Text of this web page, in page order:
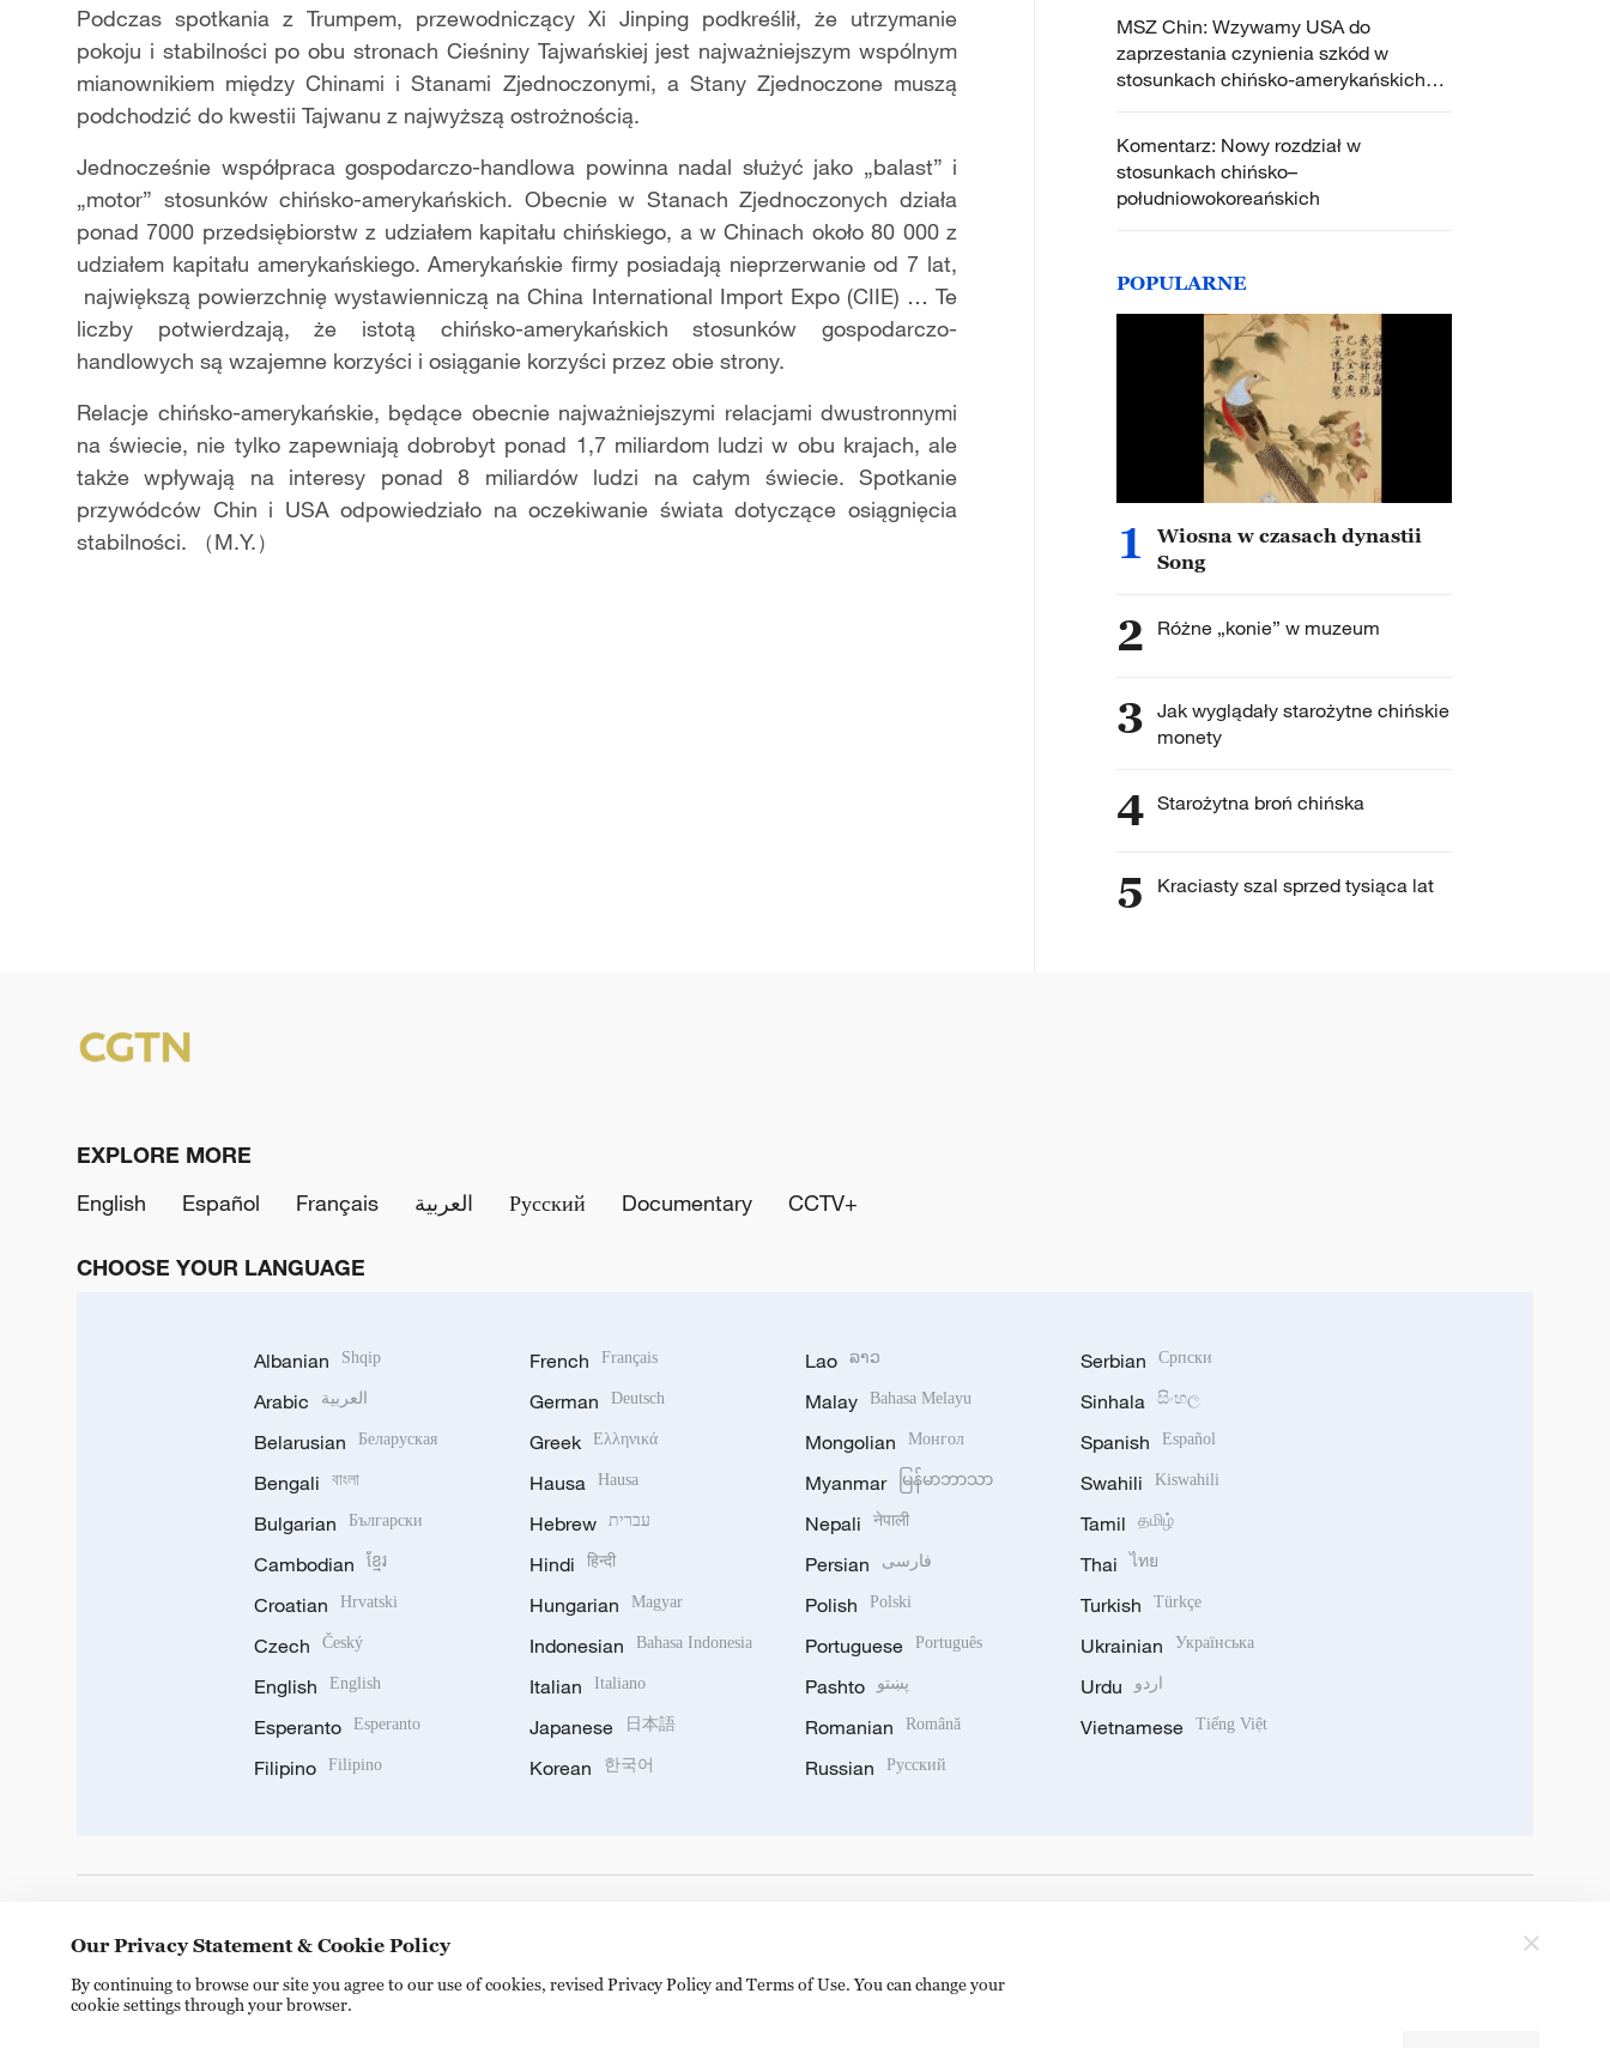
Podczas spotkania z Trumpem, przewodniczący Xi Jinping podkreślił, że utrzymanie
pokoju i stabilności po obu stronach Cieśniny Tajwańskiej jest najważniejszym wspólnym
mianownikiem między Chinami i Stanami Zjednoczonymi, a Stany Zjednoczone muszą
podchodzić do kwestii Tajwanu z najwyższą ostrożnością.
Jednocześnie współpraca gospodarczo-handlowa powinna nadal służyć jako „balast” i
„motor” stosunków chińsko-amerykańskich. Obecnie w Stanach Zjednoczonych działa
ponad 7000 przedsiębiorstw z udziałem kapitału chińskiego, a w Chinach około 80 000 z
udziałem kapitału amerykańskiego. Amerykańskie firmy posiadają nieprzerwanie od 7 lat,
największą powierzchnię wystawienniczą na China International Import Expo (CIIE) … Te
liczby potwierdzają, że istotą chińsko-amerykańskich stosunków gospodarczo-
handlowych są wzajemne korzyści i osiąganie korzyści przez obie strony.
Relacje chińsko-amerykańskie, będące obecnie najważniejszymi relacjami dwustronnymi
na świecie, nie tylko zapewniają dobrobyt ponad 1,7 miliardom ludzi w obu krajach, ale
także wpływają na interesy ponad 8 miliardów ludzi na całym świecie. Spotkanie
przywódców Chin i USA odpowiedziało na oczekiwanie świata dotyczące osiągnięcia
stabilności. （M.Y.）
MSZ Chin: Wzywamy USA do
zaprzestania czynienia szkód w
stosunkach chińsko-amerykańskich
oraz zakłócania pokoju i stabilności na
Komentarz: Nowy rozdział w
stosunkach chińsko–
południowokoreańskich
POPULARNE
1
Wiosna w czasach dynastii
Song
2 Różne „konie” w muzeum
3 Jak wyglądały starożytne chińskie
monety
4 Starożytna broń chińska
5 Kraciasty szal sprzed tysiąca lat
EXPLORE MORE
English
Español Français العربية Русский Documentary CCTV+
CHOOSE YOUR LANGUAGE
Albanian Shqip
Arabic العربية
Belarusian Беларуская
Bengali বাংলা
Bulgarian Български
Cambodian ខ្មែរ
Croatian Hrvatski
Czech Český
English English
Esperanto Esperanto
Filipino Filipino
French Français
German Deutsch
Greek Ελληνικά
Hausa Hausa
Hebrew עברית
Hindi हिन्दी
Hungarian Magyar
Indonesian Bahasa Indonesia
Italian Italiano
Japanese 日本語
Korean 한국어
Lao ລາວ
Malay Bahasa Melayu
Mongolian Монгол
Myanmar မြန်မာဘာသာ
Nepali नेपाली
Persian فارسی
Polish Polski
Portuguese Português
Pashto پښتو
Romanian Română
Russian Русский
Serbian Српски
Sinhala සිංහල
Spanish Español
Swahili Kiswahili
Tamil தமிழ்
Thai ไทย
Turkish Türkçe
Ukrainian Українська
Urdu اردو
Vietnamese Tiếng Việt
Our Privacy Statement & Cookie Policy
By continuing to browse our site you agree to our use of cookies, revised Privacy Policy and Terms of Use. You can change your
cookie settings through your browser.